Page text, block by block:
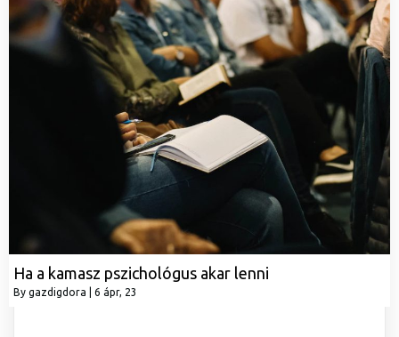
Ha a kamasz pszichológus akar lenni
By gazdigdora 6 ápr, 23